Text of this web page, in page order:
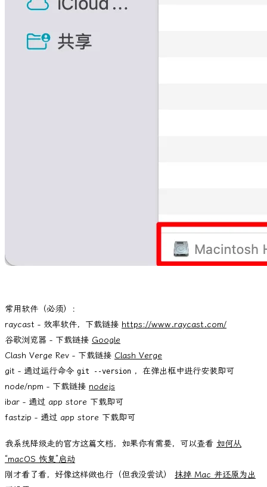
常用软件（必须）：
raycast - 效率软件，下载链接 https://www.raycast.com/
谷歌浏览器 - 下载链接 Google
Clash Verge Rev - 下载链接 Clash Verge
git - 通过运行命令 git --version ，在弹出框中进行安装即可
node/npm - 下载链接 nodejs
ibar - 通过 app store 下载即可
fastzip - 通过 app store 下载即可
我系统降级走的官方这篇文档，如果你有需要，可以查看 如何从
“macOS 恢复”启动
刚才看了看，好像这样做也行（但我没尝试） 抹掉 Mac 并还原为出